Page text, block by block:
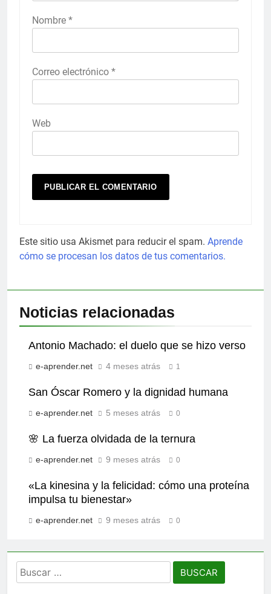
Nombre *
Correo electrónico *
Web
Este sitio usa Akismet para reducir el spam. Aprende
cómo se procesan los datos de tus comentarios.
Noticias relacionadas
Antonio Machado: el duelo que se hizo verso
e-aprender.net 4 meses atrás 1
San Óscar Romero y la dignidad humana
e-aprender.net 5 meses atrás 0
🌸 La fuerza olvidada de la ternura
e-aprender.net 9 meses atrás 0
«La kinesina y la felicidad: cómo una proteína
impulsa tu bienestar»
e-aprender.net 9 meses atrás 0
Buscar: